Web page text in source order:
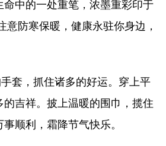
命中的一处重笔，浓墨重彩印于
意防寒保暖，健康永驻你身边，
套，抓住诸多的好运。穿上平
吉祥。披上温暖的围巾，揽住
顺利，霜降节气快乐。